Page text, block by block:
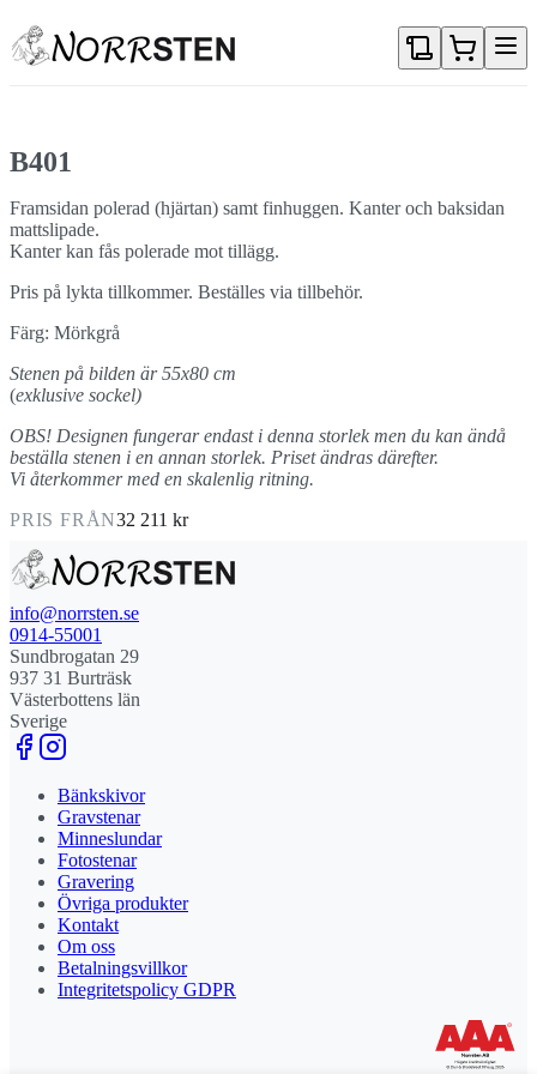
B401
Framsidan polerad (hjärtan) samt finhuggen. Kanter och baksidan
mattslipade.
Kanter kan fås polerade mot tillägg.
Pris på lykta tillkommer. Beställes via tillbehör.
Färg: Mörkgrå
Stenen på bilden är 55x80 cm
(exklusive sockel)
OBS! Designen fungerar endast i denna storlek men du kan ändå
beställa stenen i en annan storlek. Priset ändras därefter.
Vi återkommer med en skalenlig ritning.
PRIS FRÅN32 211 kr
info@norrsten.se
0914-55001
Sundbrogatan 29
937 31 Burträsk
Västerbottens län
Sverige
Bänkskivor
Gravstenar
Minneslundar
Fotostenar
Gravering
Övriga produkter
Kontakt
Om oss
Betalningsvillkor
Integritetspolicy GDPR